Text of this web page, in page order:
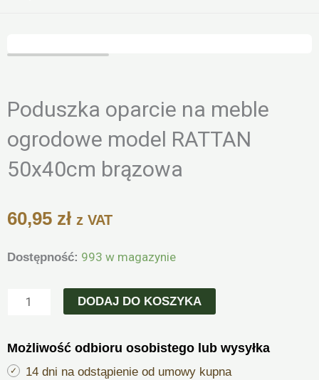
Poduszka oparcie na meble
ogrodowe model RATTAN
50x40cm brązowa
60,95 zł z VAT
Dostępność: 993 w magazynie
ilość
oparcie
ogrodowe
model
DODAJ DO KOSZYKA
Możliwość odbioru osobistego lub wysyłka
14 dni na odstąpienie od umowy kupna